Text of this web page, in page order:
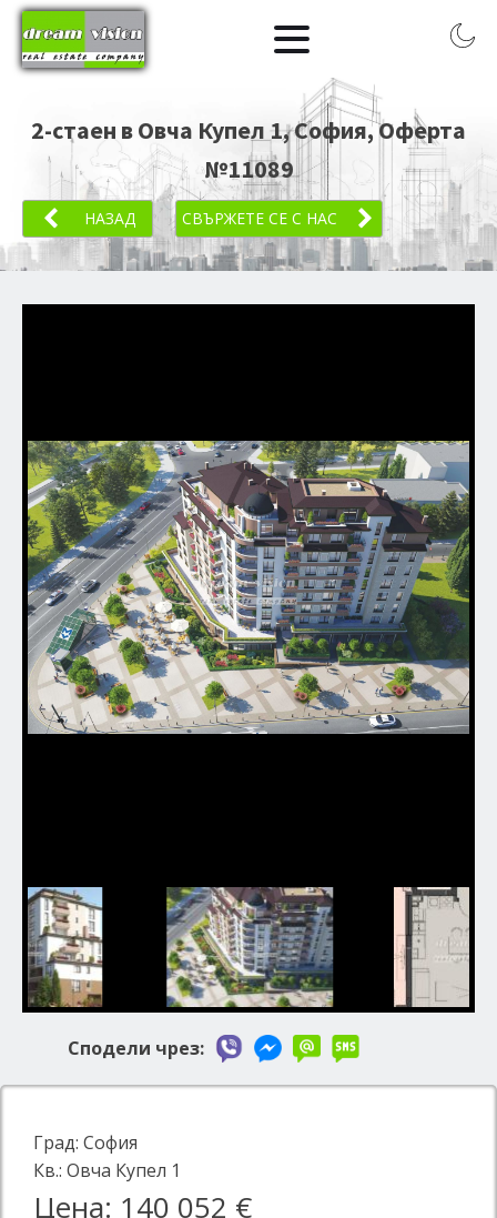
2-стаен в Овча Купел 1, София, Оферта
№11089
НАЗАД СВЪРЖЕТЕ СЕ С НАС
Сподели чрез:
Град: София
Кв.: Овча Купел 1
Цена: 140 052 €